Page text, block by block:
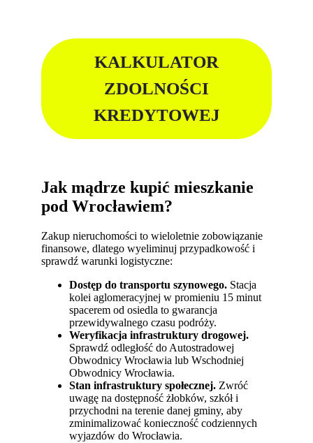
KALKULATOR
ZDOLNOŚCI
KREDYTOWEJ
Jak mądrze kupić mieszkanie
pod Wrocławiem?
Zakup nieruchomości to wieloletnie zobowiązanie
finansowe, dlatego wyeliminuj przypadkowość i
sprawdź warunki logistyczne:
Dostęp do transportu szynowego. Stacja
kolei aglomeracyjnej w promieniu 15 minut
spacerem od osiedla to gwarancja
przewidywalnego czasu podróży.
Weryfikacja infrastruktury drogowej.
Sprawdź odległość do Autostradowej
Obwodnicy Wrocławia lub Wschodniej
Obwodnicy Wrocławia.
Stan infrastruktury społecznej. Zwróć
uwagę na dostępność żłobków, szkół i
przychodni na terenie danej gminy, aby
zminimalizować konieczność codziennych
wyjazdów do Wrocławia.